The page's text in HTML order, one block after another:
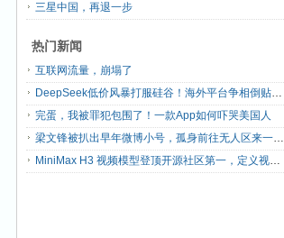
三星中国，再退一步
热门新闻
互联网流量，崩塌了
DeepSeek低价风暴打服硅谷！海外平台争相倒贴V4 Flash
完蛋，我被罪犯包围了！一款App如何吓哭美国人
梁文锋被扒出早年微博小号，孤身前往无人区来一场相当 deep 的 seek 旅行
MiniMax H3 视频模型登顶开源社区第一，定义视频模型领域“斩杀线”